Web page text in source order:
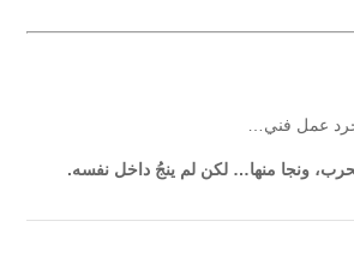
عمل فني…
ونجا منها… لكن لم ينجُ داخل نفسه.